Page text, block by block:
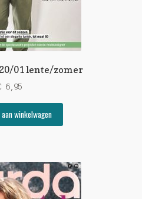
01 lente/zomer
6,95
aan winkelwagen